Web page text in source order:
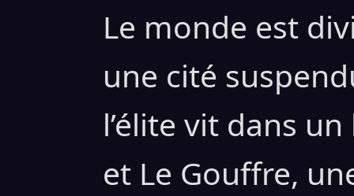
Le monde est
une cité
l’élite vit dans
et Le Gouffre,